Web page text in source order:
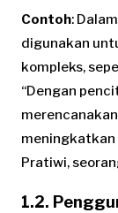
Contoh:
digunakan
kompleks,
“Dengan
meningkatkan
Pratiwi,
1.2.